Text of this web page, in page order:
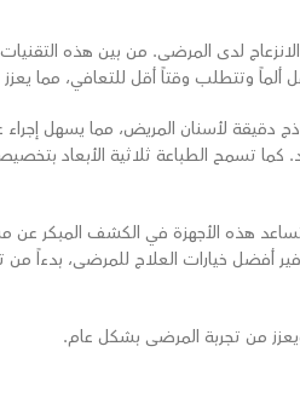
لدى المرضى. من بين هذه التقنيات،
ألماً وتتطلب وقتاً أقل للتعافي، مما
دقيقة لأسنان المريض، مما يسهل إجراء
تسمح الطباعة ثلاثية الأبعاد
هذه الأجهزة في الكشف المبكر
خيارات العلاج للمرضى، بدءاً من
من تجربة المرضى بشكل عام.